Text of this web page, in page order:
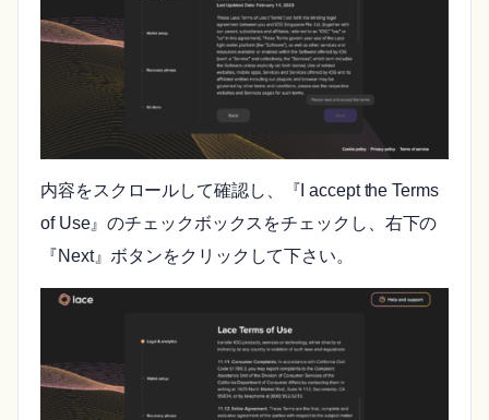
内容をスクロールして確認し、『I accept the Terms
of Use』のチェックボックスをチェックし、右下の
『Next』ボタンをクリックして下さい。